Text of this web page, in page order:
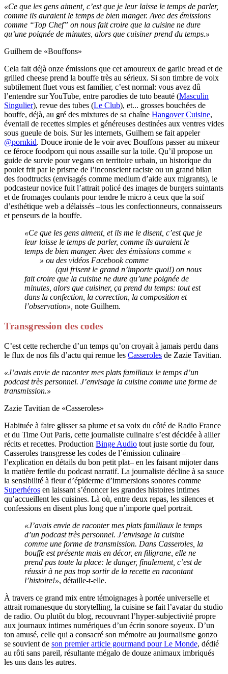
«Ce que les gens aiment, c’est que je leur laisse le temps de parler,
comme ils auraient le temps de bien manger. Avec des émissions
comme “Top Chef” on nous fait croire que la cuisine ne dure
qu’une poignée de minutes, alors que cuisiner prend du temps.»
Guilhem de «Bouffons»
Cela fait déjà onze émissions que cet amoureux de garlic bread et de
grilled cheese prend la bouffe très au sérieux. Si son timbre de voix
subtilement fluet vous est familier, c’est normal: vous avez dû
l’entendre sur YouTube, entre parodies de tuto beauté (Masculin
Singulier), revue des tubes (Le Club), et... grosses bouchées de
bouffe, déjà, au gré des mixtures de sa chaîne Hangover Cuisine,
éventail de recettes simples et généreuses destinées aux ventres vides
sous gueule de bois. Sur les internets, Guilhem se fait appeler
@pornkid. Douce ironie de le voir avec Bouffons passer au mixeur
ce féroce foodporn qui nous assaille sur la toile. Qu’il propose un
guide de survie pour vegans en territoire urbain, un historique du
poulet frit par le prisme de l’inconscient raciste ou un grand bilan
des foodtrucks (envisagés comme medium d’aide aux migrants), le
podcasteur novice fuit l’attrait policé des images de burgers suintants
et de fromages coulants pour tendre le micro à ceux que la soif
d’esthétique web a délaissés –tous les confectionneurs, connaisseurs
et penseurs de la bouffe.
«Ce que les gens aiment, et ils me le disent, c’est que je
leur laisse le temps de parler, comme ils auraient le
temps de bien manger. Avec des émissions comme «
» ou des vidéos Facebook comme
(qui frisent le grand n’importe quoi!) on nous
fait croire que la cuisine ne dure qu’une poignée de
minutes, alors que cuisiner, ça prend du temps: tout est
dans la confection, la correction, la composition et
l’observation», note Guilhem.
Transgression des codes
C’est cette recherche d’un temps qu’on croyait à jamais perdu dans
le flux de nos fils d’actu qui remue les Casseroles de Zazie Tavitian.
«J’avais envie de raconter mes plats familiaux le temps d’un
podcast très personnel. J’envisage la cuisine comme une forme de
transmission.»
Zazie Tavitian de «Casseroles»
Habituée à faire glisser sa plume et sa voix du côté de Radio France
et du Time Out Paris, cette journaliste culinaire s’est décidée à allier
récits et recettes. Production Binge Audio tout juste sortie du four,
Casseroles transgresse les codes de l’émission culinaire –
l’explication en détails du bon petit plat– en les faisant mijoter dans
la matière fertile du podcast narratif. La journaliste décline à sa sauce
la sensibilité à fleur d’épiderme d’immersions sonores comme
Superhéros en laissant s’énoncer les grandes histoires intimes
qu’accueillent les cuisines. Là où, entre deux repas, les silences et
confessions en disent plus long que n’importe quel portrait.
«J’avais envie de raconter mes plats familiaux le temps
d’un podcast très personnel. J’envisage la cuisine
comme une forme de transmission. Dans Casseroles, la
bouffe est présente mais en décor, en filigrane, elle ne
prend pas toute la place: le danger, finalement, c’est de
réussir à ne pas trop sortir de la recette en racontant
l’histoire!», détaille-t-elle.
À travers ce grand mix entre témoignages à portée universelle et
attrait romanesque du storytelling, la cuisine se fait l’avatar du studio
de radio. Ou plutôt du blog, recouvrant l’hyper-subjectivité propre
aux journaux intimes numériques d’un écrin sonore soyeux. D’un
ton amusé, celle qui a consacré son mémoire au journalisme gonzo
se souvient de son premier article gourmand pour Le Monde, dédié
au rôti sans pareil, résultante mégalo de douze animaux imbriqués
les uns dans les autres.